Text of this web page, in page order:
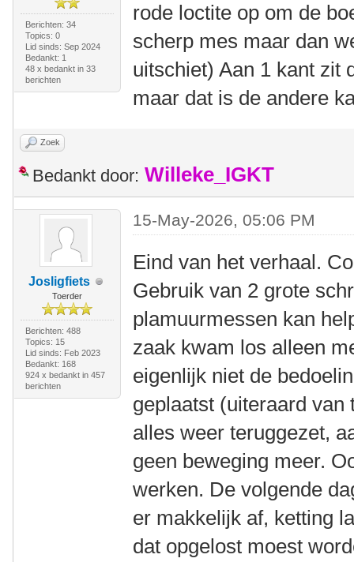
Berichten: 34
Topics: 0
Lid sinds: Sep 2024
Bedankt: 1
48 x bedankt in 33
berichten
rode loctite op om de
scherp mes maar dan
uitschiet) Aan 1 kant zit
maar dat is de andere
Zoek
Bedankt door: Willeke_IGKT
Josligfiets
Toerder
Berichten: 488
Topics: 15
Lid sinds: Feb 2023
Bedankt: 168
924 x bedankt in 457
berichten
15-May-2026, 05:06 PM
Eind van het verhaal.
Gebruik van 2 grote
plamuurmessen kan
zaak kwam los alleen
eigenlijk niet de
geplaatst (uiteraard
alles weer teruggezet,
geen beweging meer.
werken. De volgende
er makkelijk af, ketting
dat opgelost moest